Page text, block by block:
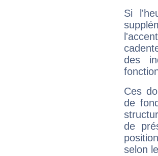
Si
des
Ces
de
de
selon